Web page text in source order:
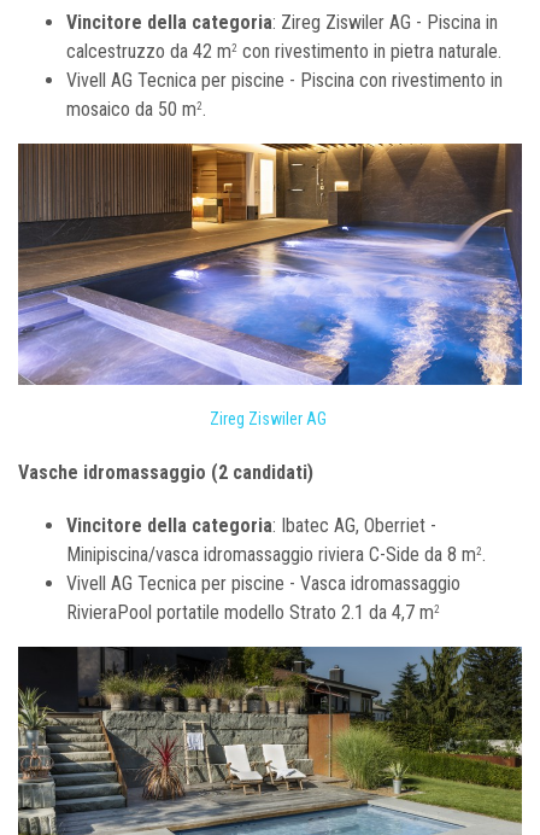
Vincitore della categoria: Zireg Ziswiler AG - Piscina in
calcestruzzo da 42 m2 con rivestimento in pietra naturale.
Vivell AG Tecnica per piscine - Piscina con rivestimento in
mosaico da 50 m2
Zireg Ziswiler AG
Vasche idromassaggio (2 candidati)
Vincitore della categoria: Ibatec AG, Oberriet -
Minipiscina/vasca idromassaggio riviera C-Side da 8 m2
Vivell AG Tecnica per piscine - Vasca idromassaggio
RivieraPool portatile modello Strato 2.1 da 4,7 m2